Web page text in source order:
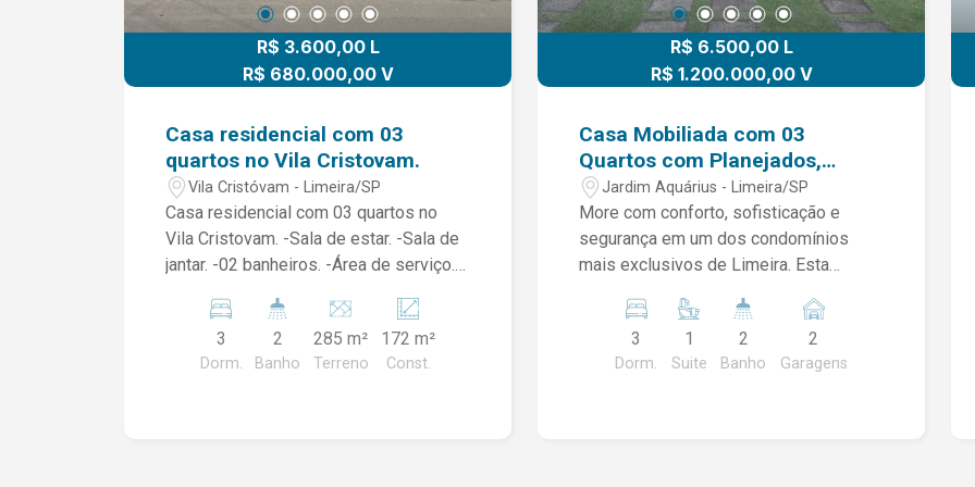
busca conforto e praticidade. Agende
uma visita e conheça de perto este
imóvel. Uma ótima oportunidade para
R$ 3.600,00 L
R$ 680.000,00 V
Casa residencial com 03
quartos no Vila Cristovam.
Vila Cristóvam - Limeira/SP
Casa residencial com 03 quartos no
Vila Cristovam. -Sala de estar. -Sala de
jantar. -02 banheiros. -Área de serviço. -
de garagem. *ACEITA PET* O imóvel
fica próximo a unidade da Santa Casa e
a poucos metros do Centro da cidade.
3
Dorm.
2
Banho
285 m²
Terreno
172 m²
Const.
R$ 6.500,00 L
R$ 1.200.000,00 V
Casa Mobiliada com 03
Quartos com Planejados,
sendo 01 Suíte no Condomínio
Portal dos Príncipes -
Limeira/SP
Jardim Aquárius - Limeira/SP
More com conforto, sofisticação e
segurança em um dos condomínios
mais exclusivos de Limeira. Esta
com 159 m² de área construída, foi
projetada para oferecer praticidade,
ambientes amplos e um excelente
3
Dorm.
1
Suite
2
Banho
2
Garagens